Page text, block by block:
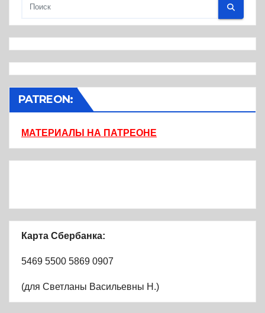
PATREON:
МАТЕРИАЛЫ НА ПАТРЕОНЕ
Карта Сбербанка:
5469 5500 5869 0907
(для Светланы Васильевны Н.)